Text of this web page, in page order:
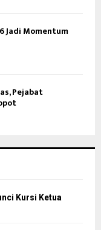
Jadi Momentum
Pejabat
Kursi Ketua